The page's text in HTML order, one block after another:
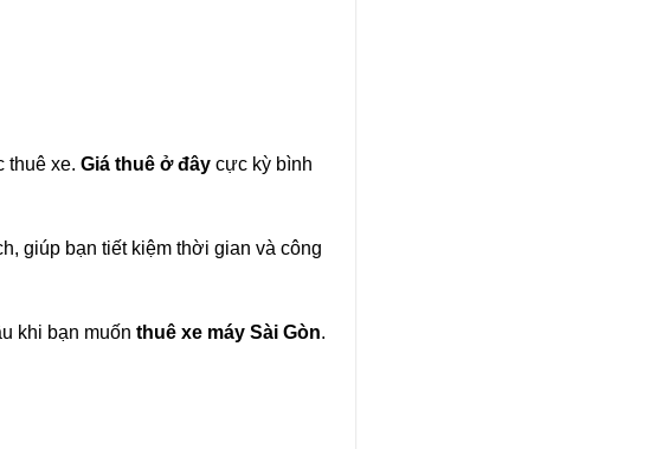
thuê xe. Giá thuê ở đâycực kỳ bình
giúp bạn tiết kiệm thời gian và công
khi bạn muốn thuê xe máy Sài Gòn.